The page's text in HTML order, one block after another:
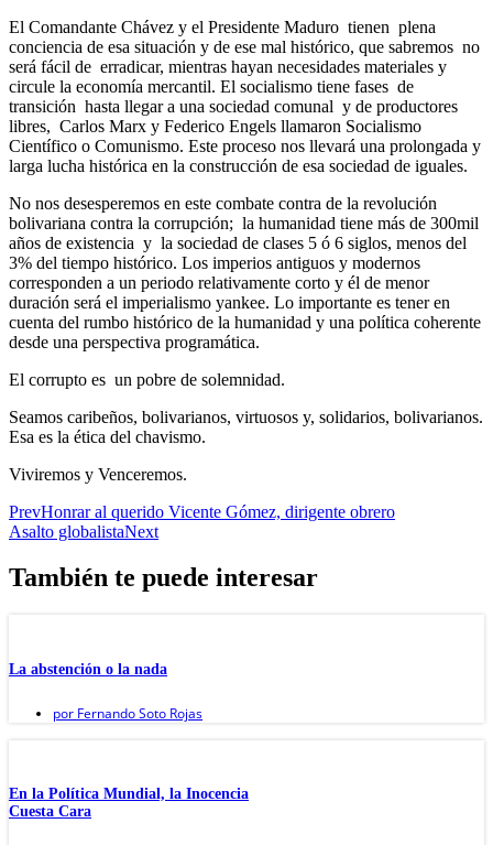
El Comandante Chávez y el Presidente Maduro tienen plena
conciencia de esa situación y de ese mal histórico, que sabremos no
será fácil de erradicar, mientras hayan necesidades materiales y
circule la economía mercantil. El socialismo tiene fases de
transición hasta llegar a una sociedad comunal y de productores
libres, Carlos Marx y Federico Engels llamaron Socialismo
Científico o Comunismo. Este proceso nos llevará una prolongada y
larga lucha histórica en la construcción de esa sociedad de iguales.
No nos desesperemos en este combate contra de la revolución
bolivariana contra la corrupción; la humanidad tiene más de 300mil
años de existencia y la sociedad de clases 5 ó 6 siglos, menos del
3% del tiempo histórico. Los imperios antiguos y modernos
corresponden a un periodo relativamente corto y él de menor
duración será el imperialismo yankee. Lo importante es tener en
cuenta del rumbo histórico de la humanidad y una política coherente
desde una perspectiva programática.
El corrupto es un pobre de solemnidad.
Seamos caribeños, bolivarianos, virtuosos y, solidarios, bolivarianos.
Esa es la ética del chavismo.
Viviremos y Venceremos.
PrevHonrar al querido Vicente Gómez, dirigente obrero
Asalto globalistaNext
También te puede interesar
La abstención o la nada
por Fernando Soto Rojas
En la Política Mundial, la Inocencia
Cuesta Cara